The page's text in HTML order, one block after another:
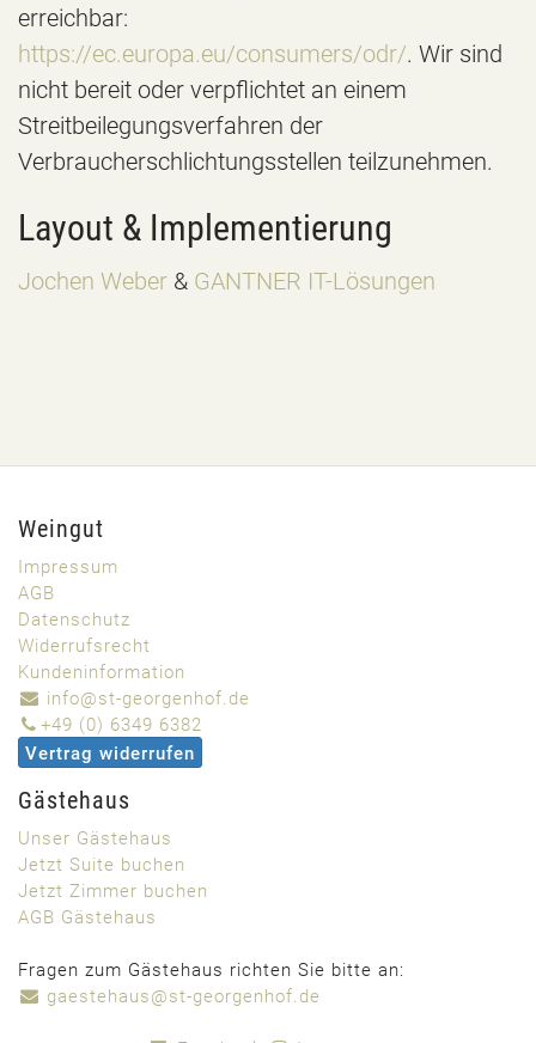
erreichbar:
https://ec.europa.eu/consumers/odr/. Wir sind
nicht bereit oder verpflichtet an einem
Streitbeilegungsverfahren der
Verbraucherschlichtungsstellen teilzunehmen.
Layout & Implementierung
Jochen Weber & GANTNER IT-Lösungen
Weingut
Impressum
AGB
Datenschutz
Widerrufsrecht
Kundeninformation
info@st-georgenhof.de
+49 (0) 6349 6382
Vertrag widerrufen
Gästehaus
Unser Gästehaus
Jetzt Suite buchen
Jetzt Zimmer buchen
AGB Gästehaus
Fragen zum Gästehaus richten Sie bitte an:
gaestehaus@st-georgenhof.de